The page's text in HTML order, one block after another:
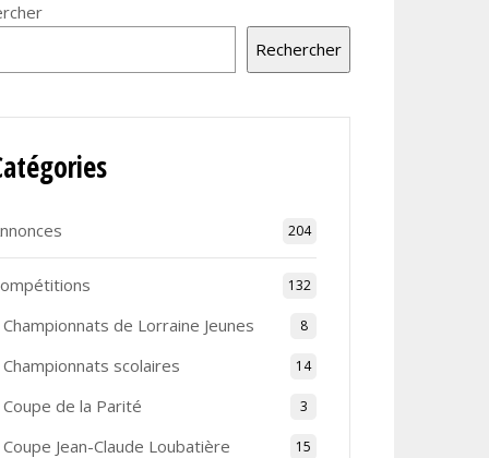
Rechercher
204
132
Championnats de Lorraine Jeunes 8
Championnats scolaires 14
Coupe de la Parité 3
Coupe Jean-Claude Loubatière 15